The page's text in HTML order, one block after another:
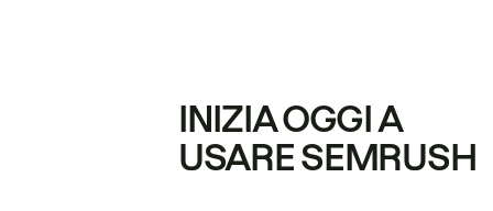
INIZIA OGGI A
USARE SEMRUSH